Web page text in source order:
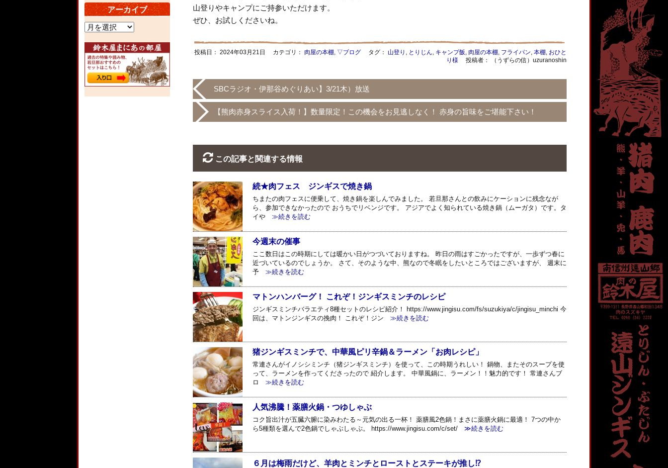
山登りやキャンプにご持参いただけます。
ぜひ、お試しくださいね。
投稿日： 2024年03月21日 カテゴリ： 肉屋の本棚, ▽ブログ タグ： 山登り , とりじん, キャンプ飯, 肉屋の本棚, フライパン, 本棚, おひと
り様
投稿者： （うずらの信）uzuranoshin
SBCラジオ・伊那谷めぐりあい】3/21木）放送
【熊肉赤身スライス入荷！】数量限定！この機会をお見逃しなく！ 赤身の旨味をご堪能下さい！
この記事と関連する情報
続★肉フェス ジンギスで焼き鍋
ちまたの肉フェスに便乗して、焼き鍋を楽しんでみました。 若旦那さんとの飲みにケーションに残念なが
ら、参加できなかったので おうちでリベンジです。 アジアでよく知られている焼き鍋（ムーガタ）です。タ
イや≫続きを読む
今週末の催事
ここ数日はこの時期にしては暖かい日がつづいておりますね。 昨日の雨はすごかったですが、一歩ずつ春に
近づいているのでしょうか。 さて、そのような中、熊なので冬眠をしたいところではございますが、 週末に
予≫続きを読む
マトンハンバーグ！ これぞ！ジンギスミンチのレシピ
ジンギスミンチバラエティ8種セットのレシピ紹介！ https://www.jingisu.com/fs/suzukiya/c/jingisu_minchi 今
回は、マトンジンギスの挽肉！ これぞ！ジン ≫続きを読む
猪ジンギスミンチで、中華風ピリ辛鍋＆ラーメン「お肉レシピ」
常連さんがイノシシミンチ（猪ジンギスミンチ）を使って、この時期うれしい！ 鍋物、またそのスープを使
って、ラーメンを作ってくださったので 紹介します。 中華風鍋に、ラーメン！！魅力的です！ 常連さんブ
ロ
≫続きを読む
人気沸騰！薬膳火鍋・つゆしゃぶ
コク旨出汁が五臓六腑に染みわたる～元気の出る一杯！ 薬膳風2色鍋！まさに薬膳火鍋に最適！ 7つの中か
ら5種類を選んで2色鍋でしゃぶしゃぶ。 https://www.jingisu.com/c/set/≫続きを読む
６月は梅雨だけど、羊肉とミンチとローストとステーキが推し⁉
アーカイブ
ア
ー
カ
イ
ブ